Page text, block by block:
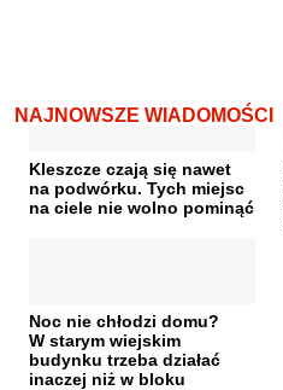
NAJNOWSZE WIADOMOŚCI
Kleszcze czają się nawet
na podwórku. Tych miejsc
na ciele nie wolno pominąć
Noc nie chłodzi domu?
W starym wiejskim
budynku trzeba działać
inaczej niż w bloku